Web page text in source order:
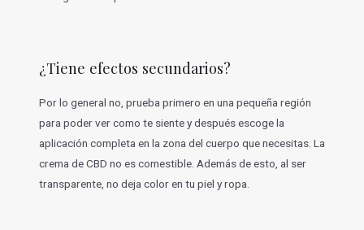
¿Tiene efectos secundarios?
Por lo general no, prueba primero en una pequeña región
para poder ver como te siente y después escoge la
aplicación completa en la zona del cuerpo que necesitas. La
crema de CBD no es comestible. Además de esto, al ser
transparente, no deja color en tu piel y ropa.